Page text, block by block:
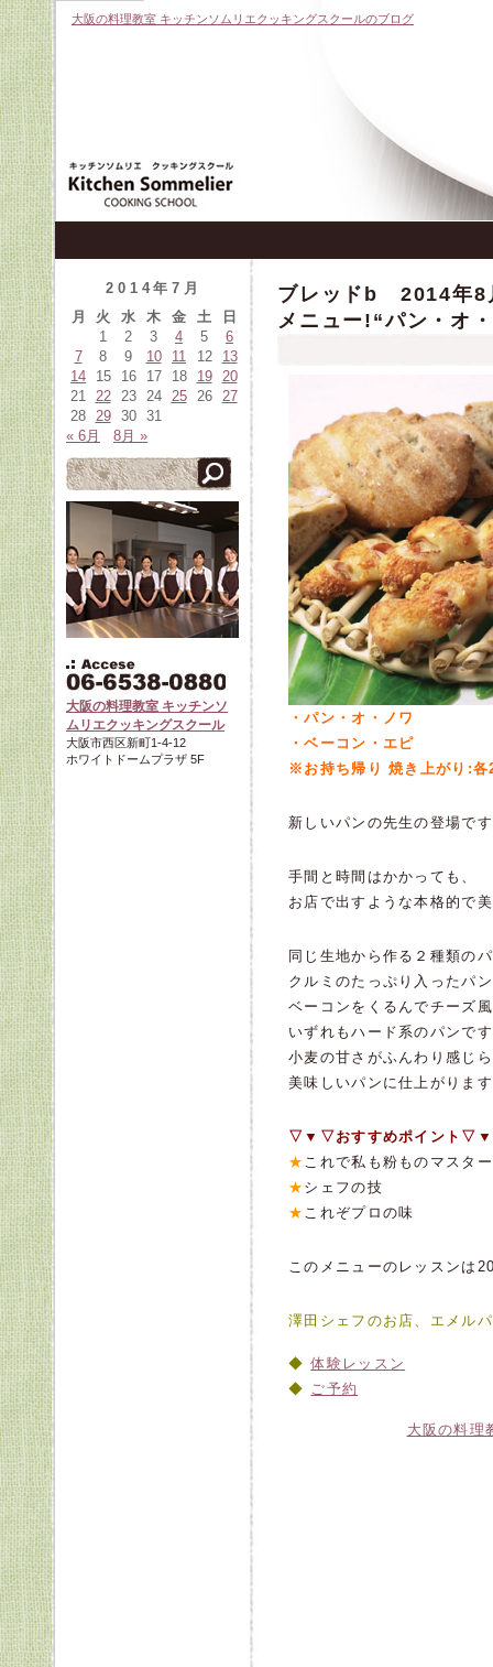
大阪の料理教室 キッチンソムリエクッキングスクールのブログ
ブレッドb 2014年8
メニュー!“パン・オ
・パン・オ・ノワ
・ベーコン・エピ
※お持ち帰り 焼き上がり:各
新しいパンの先生の登場で
手間と時間はかかっても、
お店で出すような本格的で
同じ生地から作る２種類の
クルミのたっぷり入ったパ
ベーコンをくるんでチーズ
いずれもハード系のパンで
小麦の甘さがふんわり感じ
美味しいパンに仕上がりま
▽▼▽おすすめポイント
★ これで私も粉ものマスタ
★ シェフの技
★ これぞプロの味
このメニューのレッスンは
澤田シェフのお店、エメル
体験レッスン
ご予約
大阪の料理
2014年7月
月
火 水 木 金 土
日
1
2 3 4 5
6
7
8 9 10 11 12
13
14
15 16 17 18 19
20
21 22 23 24 25 26
27
28 29 30
31
« 6月
8月 »
大阪の料理教室 キッチンソ
ムリエクッキングスクール
大阪市西区新町1-4-12
ホワイトドームプラザ 5F